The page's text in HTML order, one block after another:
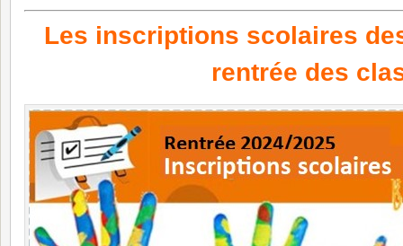
Les inscriptions scolaires
rentrée des